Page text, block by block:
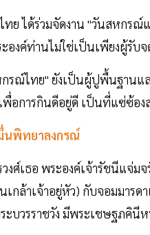
ย ได้ร่วมจัดงาน "วันสหกร
องค์ท่านไม่ใช่เป็นเพียงผู้รับ
ณ์ไทย" ยังเป็นผู้ปูพื้นฐานแล
อการกินดีอยู่ดี เป็นที่แซ่ซ้อง
นพิทยาลงกรณ์
งศ์เธอ พระองค์เจ้ารัชนีแจ่ม
กล้าเจ้าอยู่หัว) กับจอมมาร
บวรราชวัง มีพระเชษฐภคินี